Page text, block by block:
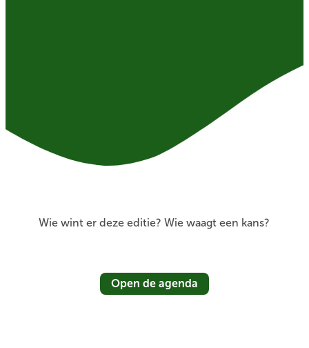
Wie wint er deze editie? Wie waagt een kans?
Open de agenda